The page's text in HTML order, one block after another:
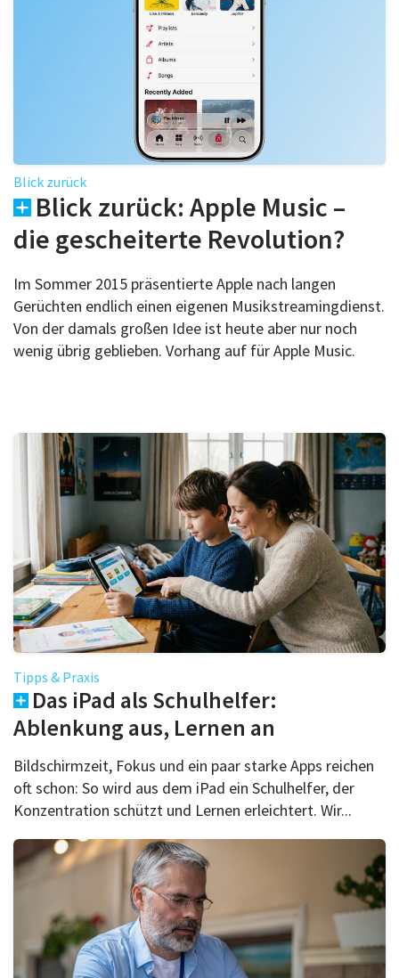
Blick zurück
Blick zurück: Apple Music –
die gescheiterte Revolution?
Im Sommer 2015 präsentierte Apple nach langen
Gerüchten endlich einen eigenen Musikstreamingdienst.
Von der damals großen Idee ist heute aber nur noch
wenig übrig geblieben. Vorhang auf für Apple Music.
Tipps & Praxis
Das iPad als Schulhelfer:
Ablenkung aus, Lernen an
Bildschirmzeit, Fokus und ein paar starke Apps reichen
oft schon: So wird aus dem iPad ein Schulhelfer, der
Konzentration schützt und Lernen erleichtert. Wir...